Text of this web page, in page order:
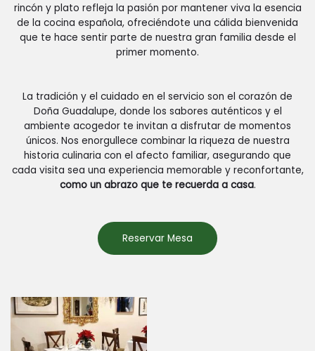
rincón y plato refleja la pasión por mantener viva la esencia
de la cocina española, ofreciéndote una cálida bienvenida
que te hace sentir parte de nuestra gran familia desde el
primer momento.
La tradición y el cuidado en el servicio son el corazón de
Doña Guadalupe, donde los sabores auténticos y el
ambiente acogedor te invitan a disfrutar de momentos
únicos. Nos enorgullece combinar la riqueza de nuestra
historia culinaria con el afecto familiar, asegurando que
cada visita sea una experiencia memorable y reconfortante,
como un abrazo que te recuerda a casa.
Reservar Mesa